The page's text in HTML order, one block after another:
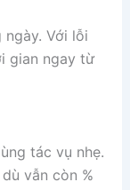
Với lỗi
gian ngay từ
tác vụ nhẹ.
vẫn còn %